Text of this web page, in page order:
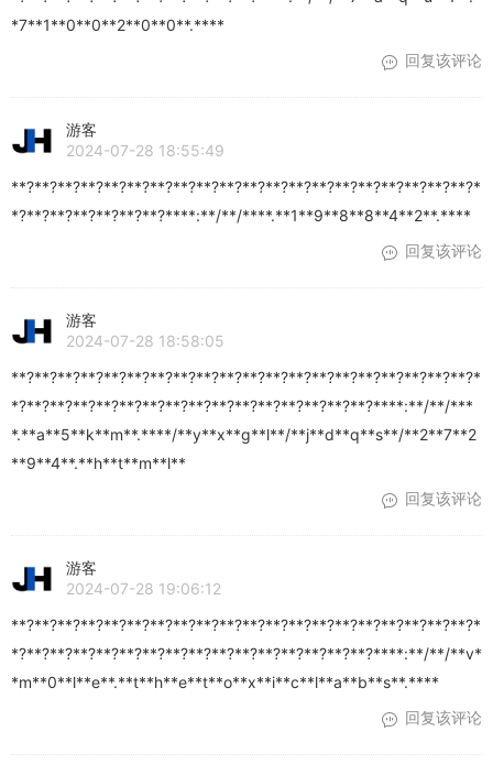
*7**1**0**0**2**0**0**.****
回复该评论
游客
2024-07-28 18:55:49
**?**?**?**?**?**?**?**?**?**?**?**?**?**?**?**?**?**?**?**?*
*?**?**?**?**?**?**?****:**/**/****.**1**9**8**8**4**2**.****
回复该评论
游客
2024-07-28 18:58:05
**?**?**?**?**?**?**?**?**?**?**?**?**?**?**?**?**?**?**?**?*
*?**?**?**?**?**?**?**?**?**?**?**?**?**?**?**?****:**/**/***
*.**a**5**k**m**.****/**y**x**g**l**/**j**d**q**s**/**2**7**2
**9**4**.**h**t**m**l**
回复该评论
游客
2024-07-28 19:06:12
**?**?**?**?**?**?**?**?**?**?**?**?**?**?**?**?**?**?**?**?*
*?**?**?**?**?**?**?**?**?**?**?**?**?**?**?**?****:**/**/**v*
*m**0**l**e**.**t**h**e**t**o**x**i**c**l**a**b**s**.****
回复该评论